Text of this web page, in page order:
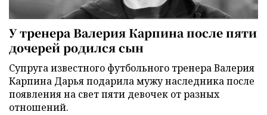
У тренера Валерия Карпина после пяти
дочерей родился сын
Супруга известного футбольного тренера Валерия
Карпина Дарья подарила мужу наследника после
появления на свет пяти девочек от разных
отношений.